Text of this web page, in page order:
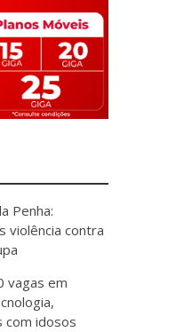
Penha:
violência contra
vagas em
com idosos